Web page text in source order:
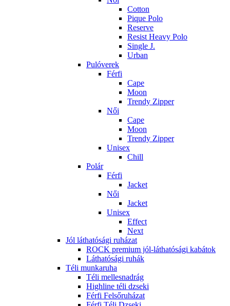
Cotton
Pique Polo
Reserve
Resist Heavy Polo
Single J.
Urban
Pulóverek
Férfi
Cape
Moon
Trendy Zipper
Női
Cape
Moon
Trendy Zipper
Unisex
Chill
Polár
Férfi
Jacket
Női
Jacket
Unisex
Effect
Next
Jól láthatósági ruházat
ROCK premium jól-láthatósági kabátok
Láthatósági ruhák
Téli munkaruha
Téli mellesnadrág
Highline téli dzseki
Férfi Felsőruházat